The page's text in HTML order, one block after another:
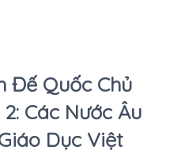
Đế Quốc Chủ
Các Nước Âu
Dục Việt